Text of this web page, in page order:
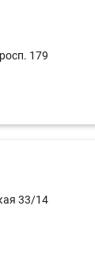
179
33/14